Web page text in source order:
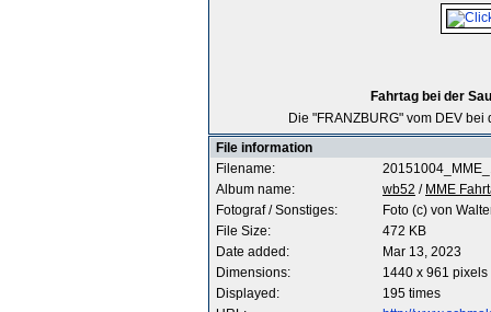
Fahrtag bei der
Die "FRANZBURG" vom DEV
File information
Filename:
Album name:
wb52 / MME
Fotograf / Sonstiges:
Foto (c) von
File Size:
472 KB
Date added:
Mar 13, 2023
Dimensions:
1440 x 961 pixels
Displayed:
195 times